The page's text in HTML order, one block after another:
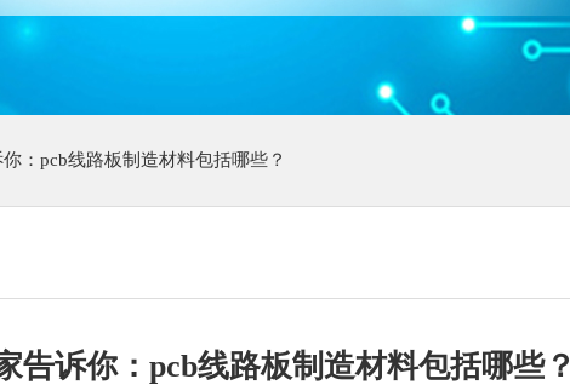
：pcb线路板制造材料包括哪些？
告诉你：pcb线路板制造材料包括哪些？